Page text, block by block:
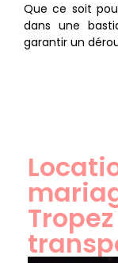
Que ce soit
dans une
garantir un